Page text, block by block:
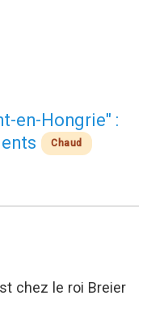
en-Hongrie" :
Chaud
chez le roi Breier